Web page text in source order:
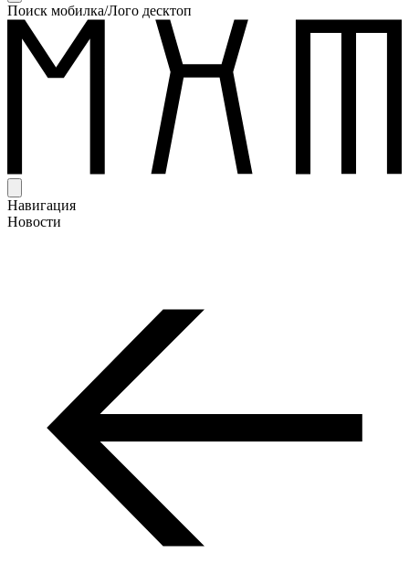
Поиск мобилка/Лого десктоп
Навигация
Новости